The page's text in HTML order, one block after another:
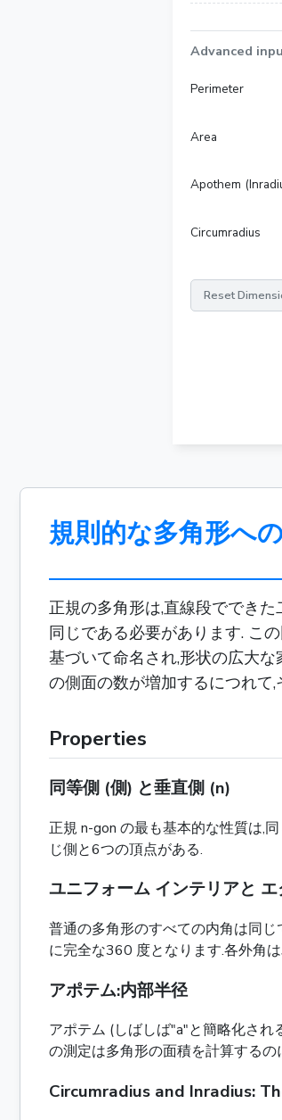
Advanced
Perimeter
Area
Apothem
Circumradius
Reset
規則的な多角形へ
正規の多角形は,直線段ででき
同じである必要があります. こ
基づいて命名され,形状の広大
の側面の数が増加するにつれて
Properties
同等側 (側) と垂直側 (n)
正規 n-gon の最も基本的な性質は,
じ側と6つの頂点がある.
ユニフォーム インテリアと
普通の多角形のすべての内角は同
に完全な360 度となります.各外角
アポテム:内部半径
アポテム (しばしば"a"と簡略化さ
の測定は多角形の面積を計算する
Circumradius and Inradius: